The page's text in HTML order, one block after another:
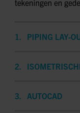
tekeningen en
PIPING LAY-
het volledige
worden
worden gebruikt
AUTOCAD